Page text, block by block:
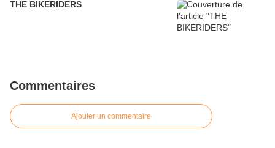
THE BIKERIDERS
Commentaires
Ajouter un commentaire